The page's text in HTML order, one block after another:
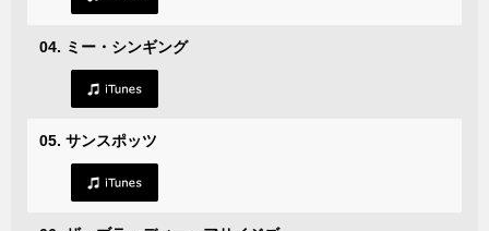
04. ミー・シンギング
05. サンスポッツ